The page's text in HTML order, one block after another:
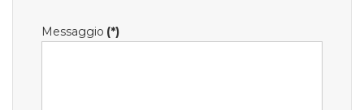
Messaggio (*)